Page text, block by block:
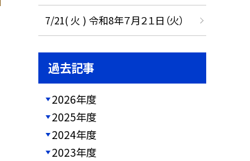
7/21( 火 ) 令和8年７月２１日（火）
過去記事
2026年度
2025年度
2024年度
2023年度